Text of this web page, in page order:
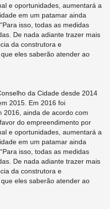
e oportunidades, aumentará a
em um patamar ainda
isso, todas as medidas
De nada adiante trazer mais
da construtora e
eles saberão atender ao
da Cidade desde 2014
2015. Em 2016 foi
2016, ainda de acordo com
do empreendimento por
e oportunidades, aumentará a
em um patamar ainda
isso, todas as medidas
De nada adiante trazer mais
da construtora e
eles saberão atender ao